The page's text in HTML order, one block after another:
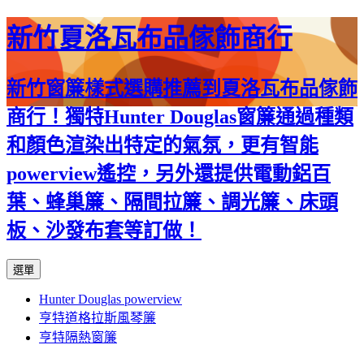
新竹夏洛瓦布品傢飾商行
新竹窗簾樣式選購推薦到夏洛瓦布品傢飾
商行！獨特Hunter Douglas窗簾通過種類
和顏色渲染出特定的氣氛，更有智能
powerview遙控，另外還提供電動鋁百
葉、蜂巢簾、隔間拉簾、調光簾、床頭
板、沙發布套等訂做！
選單
內
容
Hunter Douglas powerview
亨特道格拉斯風琴簾
亨特隔熱窗簾